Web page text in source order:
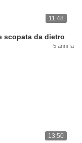
11:48
scopata da dietro
5 anni fa
13:50